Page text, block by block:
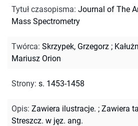
Tytuł czasopisma: Journal of The
Mass Spectrometry
Twórca: Skrzypek, Grzegorz ;
Mariusz Orion
Strony: s. 1453-1458
Opis: Zawiera ilustracje. ; Zawiera
Streszcz. w jęz. ang.